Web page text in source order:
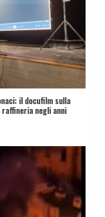
il docufilm sulla
negli anni